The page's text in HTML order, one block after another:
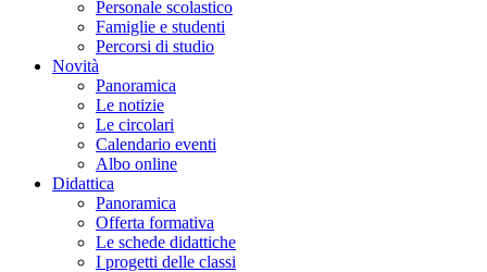
Personale scolastico
Famiglie e studenti
Percorsi di studio
Novità
Panoramica
Le notizie
Le circolari
Calendario eventi
Albo online
Didattica
Panoramica
Offerta formativa
Le schede didattiche
I progetti delle classi